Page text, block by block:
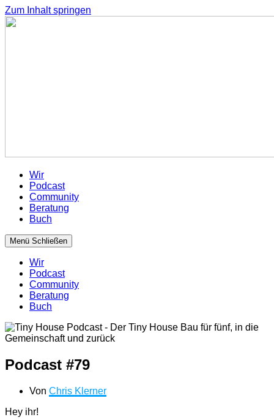
Zum Inhalt springen
Wir
Podcast
Community
Beratung
Buch
Menü Schließen
Wir
Podcast
Community
Beratung
Buch
Podcast #79
Von Chris Klerner
Hey ihr!